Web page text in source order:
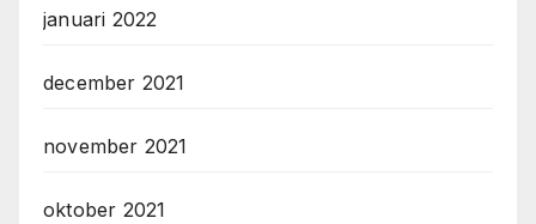
januari 2022
december 2021
november 2021
oktober 2021